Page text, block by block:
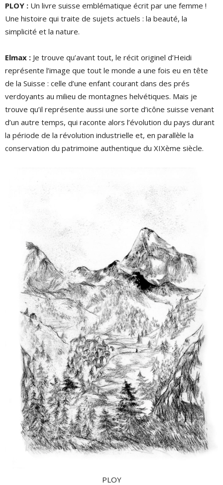
PLOY : Un livre suisse emblématique écrit par une femme !
Une histoire qui traite de sujets actuels : la beauté, la
simplicité et la nature.
Elmax : Je trouve qu’avant tout, le récit originel d’Heidi
représente l’image que tout le monde a une fois eu en tête
de la Suisse : celle d’une enfant courant dans des prés
verdoyants au milieu de montagnes helvétiques. Mais je
trouve qu’il représente aussi une sorte d’icône suisse venant
d’un autre temps, qui raconte alors l’évolution du pays durant
la période de la révolution industrielle et, en parallèle la
conservation du patrimoine authentique du XIXème siècle.
PLOY